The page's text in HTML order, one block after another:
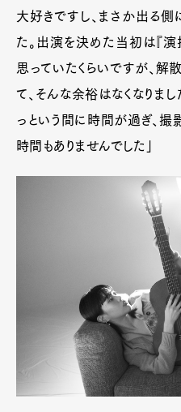
大好きですし、まさか出る側
た。出演を決めた当初は『演
思っていたくらいですが、解
て、そんな余裕はなくなりま
っという間に時間が過ぎ、
時間もありませんでした」